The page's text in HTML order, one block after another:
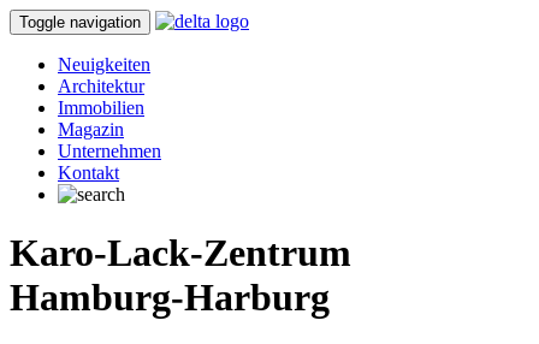
Toggle navigation
Neuigkeiten
Architektur
Immobilien
Magazin
Unternehmen
Kontakt
Karo-Lack-Zentrum
Hamburg-Harburg